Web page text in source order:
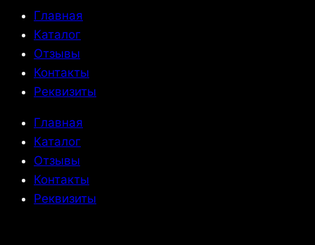
Главная
Каталог
Отзывы
Контакты
Реквизиты
Главная
Каталог
Отзывы
Контакты
Реквизиты